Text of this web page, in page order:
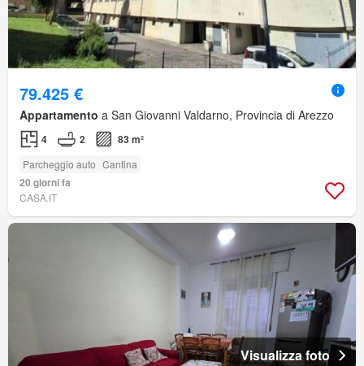
79.425 €
Appartamento a San Giovanni Valdarno, Provincia di Arezzo
4 2 83 m²
Parcheggio auto Cantina
20 giorni fa
CASA.IT
Visualizza foto